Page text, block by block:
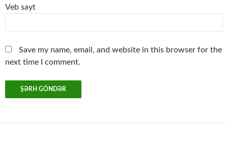
Veb sayt
Save my name, email, and website in this browser for the
next time I comment.